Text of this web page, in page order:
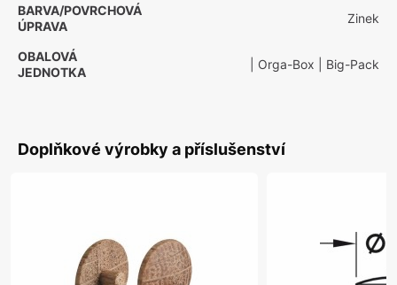
BARVA/POVRCHOVÁ
ÚPRAVA
Zinek
OBALOVÁ
JEDNOTKA
| Orga-Box | Big-Pack
Doplňkové výrobky a příslušenství